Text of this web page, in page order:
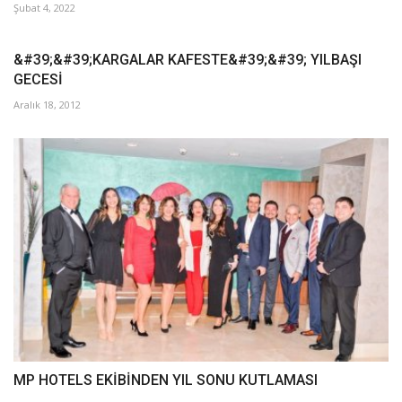
Şubat 4, 2022
&#39;&#39;KARGALAR KAFESTE&#39;&#39; YILBAŞI
GECESİ
Aralık 18, 2012
MP HOTELS EKİBİNDEN YIL SONU KUTLAMASI